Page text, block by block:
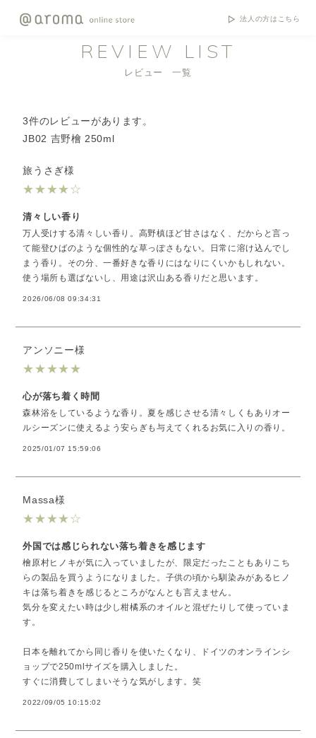
法人の方はこちら
REVIEW LIST
レビュー 一覧
3件のレビューがあります。
JB02 吉野檜 250ml
旅うさぎ様
★★★★☆
清々しい香り
万人受けする清々しい香り。高野槙ほど甘さはなく、だからと言っ
て能登ひばのような個性的な草っぽさもない。日常に溶け込んでし
まう香り。その分、一番好きな香りにはなりにくいかもしれない。
使う場所も選ばないし、用途は沢山ある香りだと思います。
2026/06/08 09:34:31
アンソニー様
★★★★★
心が落ち着く時間
森林浴をしているような香り。夏を感じさせる清々しくもありオー
ルシーズンに使えるよう安らぎも与えてくれるお気に入りの香り。
2025/01/07 15:59:06
Massa様
★★★★☆
外国では感じられない落ち着きを感じます
檜原村ヒノキが気に入っていましたが、限定だったこともありこち
らの製品を買うようになりました。子供の頃から馴染みがあるヒノ
キは落ち着きを感じるところがなんとも言えません。
気分を変えたい時は少し柑橘系のオイルと混ぜたりして使っていま
す。
日本を離れてから同じ香りを使いたくなり、ドイツのオンラインシ
ョップで250mlサイズを購入しました。
すぐに消費してしまいそうな気がします。笑
2022/09/05 10:15:02